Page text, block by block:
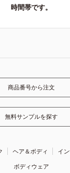
時間帯です。
商品番号から注文
無料サンプルを探す
ヘア＆ボディ
イ
ボディウェア